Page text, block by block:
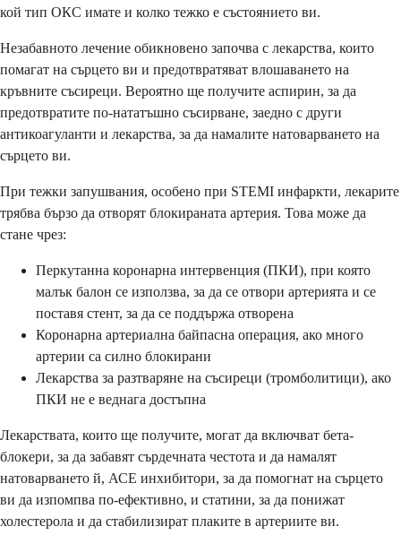
кой тип ОКС имате и колко тежко е състоянието ви.
Незабавното лечение обикновено започва с лекарства, които
помагат на сърцето ви и предотвратяват влошаването на
кръвните съсиреци. Вероятно ще получите аспирин, за да
предотвратите по-нататъшно съсирване, заедно с други
антикоагуланти и лекарства, за да намалите натоварването на
сърцето ви.
При тежки запушвания, особено при STEMI инфаркти, лекарите
трябва бързо да отворят блокираната артерия. Това може да
стане чрез:
Перкутанна коронарна интервенция (ПКИ), при която
малък балон се използва, за да се отвори артерията и се
поставя стент, за да се поддържа отворена
Коронарна артериална байпасна операция, ако много
артерии са силно блокирани
Лекарства за разтваряне на съсиреци (тромболитици), ако
ПКИ не е веднага достъпна
Лекарствата, които ще получите, могат да включват бета-
блокери, за да забавят сърдечната честота и да намалят
натоварването й, АСЕ инхибитори, за да помогнат на сърцето
ви да изпомпва по-ефективно, и статини, за да понижат
холестерола и да стабилизират плаките в артериите ви.